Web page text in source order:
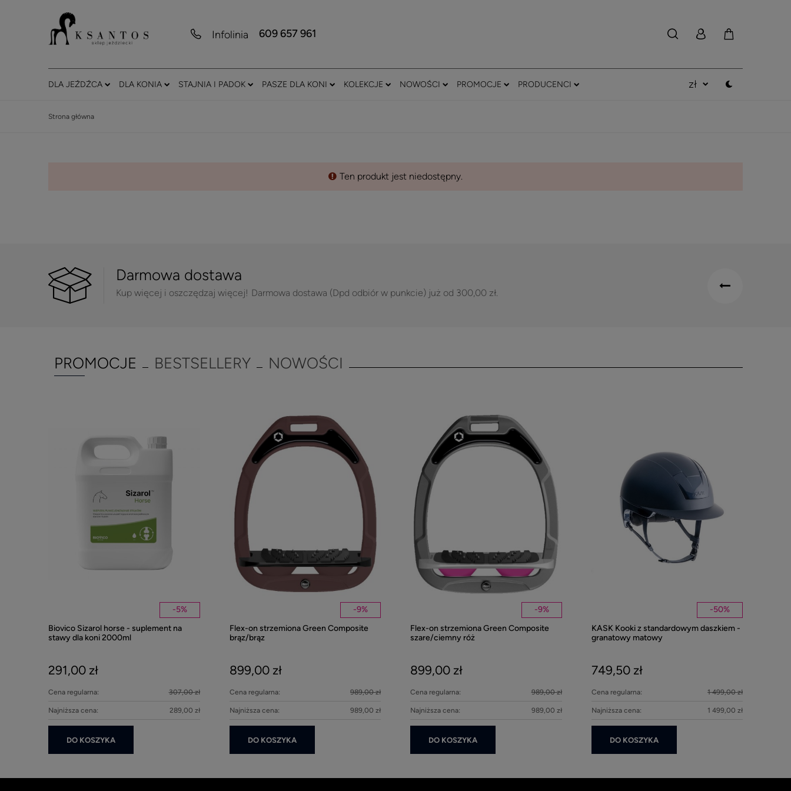
Infolinia 609 657 961
DLA JEŹDŹCA DLA KONIA STAJNIA I PADOK PASZE DLA KONI KOLEKCJE NOWOŚCI PROMOCJE PRODUCENCI
Strona główna
Ten produkt jest niedostępny.
Darmowa dostawa
Kup więcej i oszczędzaj więcej! Darmowa dostawa (Dpd odbiór w punkcie) już od 300,00 zł.
PROMOCJE NOWOŚCI
BESTSELLERY
-5%
Biovico Sizarol horse - suplement na
stawy dla koni 2000ml
291,00 zł
Cena regularna: 307,00 zł
Najniższa cena: 289,00 zł
DO KOSZYKA
-9%
Flex-on strzemiona Green Composite
brąz/brąz
899,00 zł
Cena regularna: 989,00 zł
Najniższa cena: 989,00 zł
DO KOSZYKA
-9%
Flex-on strzemiona Green Composite
szare/ciemny róż
899,00 zł
Cena regularna: 989,00 zł
Najniższa cena: 989,00 zł
DO KOSZYKA
-50%
KASK Kooki z standardowym daszkiem -
granatowy matowy
749,50 zł
Cena regularna: 1 499,00 zł
Najniższa cena: 1 499,00 zł
DO KOSZYKA